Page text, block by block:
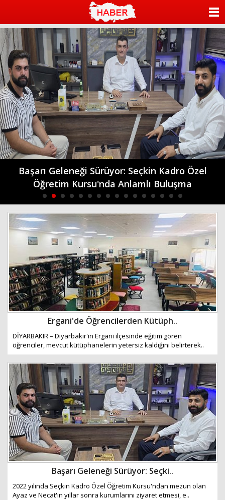
bizim
mekan
nttgame
knight
online
Okul çağındaki çocuklarda beslenmenin önemi
Ergani'de Öğrencilerden Kütüph..
DİYARBAKIR – Diyarbakır'ın Ergani ilçesinde eğitim gören
öğrenciler, mevcut kütüphanelerin yetersiz kaldığını belirterek..
Başarı Geleneği Sürüyor: Seçki..
2022 yılında Seçkin Kadro Özel Öğretim Kursu'ndan mezun olan
Ayaz ve Necat'ın yıllar sonra kurumlarını ziyaret etmesi, e..
KATEGORİLER
YAZARLAR
ANKETLER
FOTO GALERİ
VİDEO GALERİ
KÜNYE
İLETİŞİM
Haberin Doğru Adresi.